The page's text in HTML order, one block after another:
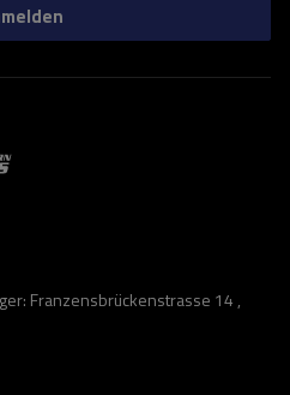
Franzensbrückenstrasse 14 ,